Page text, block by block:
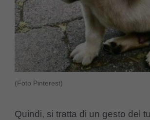
(Foto Pinterest)
Quindi, si tratta di un gesto del